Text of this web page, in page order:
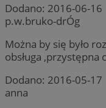
Dodano: 2016-06-16
p.w.bruko-drÓg
Można by się było
obsługa ,przystępna
Dodano: 2016-05-17
anna